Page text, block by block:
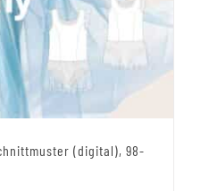
(digital), 98-